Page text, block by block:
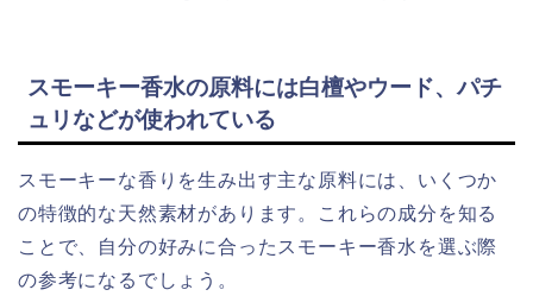
スモーキー香水の原料には白檀やウード、パチ
ュリなどが使われている
スモーキーな香りを生み出す主な原料には、いくつか
の特徴的な天然素材があります。これらの成分を知る
ことで、自分の好みに合ったスモーキー香水を選ぶ際
の参考になるでしょう。